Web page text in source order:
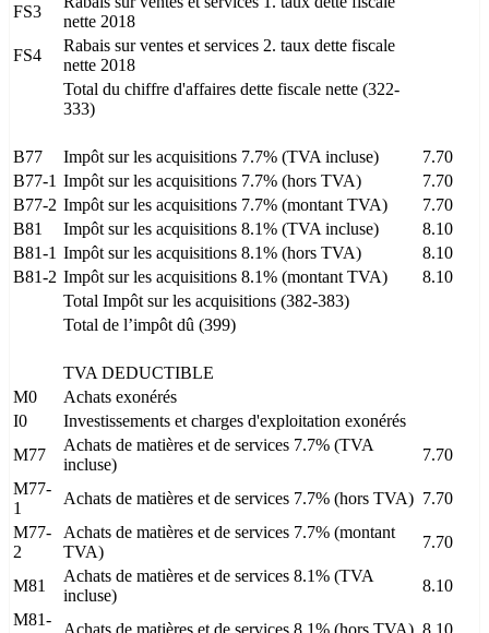
FS3
nette 2018
FS4
Rabais sur ventes et services 2. taux dette fiscale
nette 2018
Total du chiffre d'affaires dette fiscale nette (322-
333)
B77 Impôt sur les acquisitions 7.7% (TVA incluse)
7.70
B77-1 Impôt sur les acquisitions 7.7% (hors TVA)
7.70
B77-2 Impôt sur les acquisitions 7.7% (montant TVA)
7.70
B81
Impôt sur les acquisitions 8.1% (TVA incluse)
8.10
B81-1 Impôt sur les acquisitions 8.1% (hors TVA)
8.10
B81-2 Impôt sur les acquisitions 8.1% (montant TVA)
8.10
Total Impôt sur les acquisitions (382-383)
Total de l’impôt dû (399)
TVA DEDUCTIBLE
M0
Achats exonérés
I0
Investissements et charges d'exploitation exonérés
M77
Achats de matières et de services 7.7% (TVA
incluse)
7.70
M77-
1
Achats de matières et de services 7.7% (hors TVA) 7.70
M77-
2
Achats de matières et de services 7.7% (montant
TVA)
7.70
M81
Achats de matières et de services 8.1% (TVA
incluse)
8.10
M81-
Achats de matières et de services 8.1% (hors TVA) 8.10